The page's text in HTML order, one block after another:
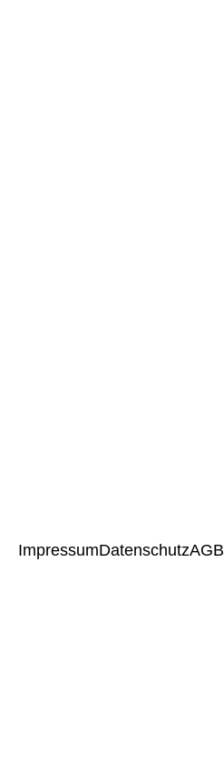
ImpressumDatenschutzAGB